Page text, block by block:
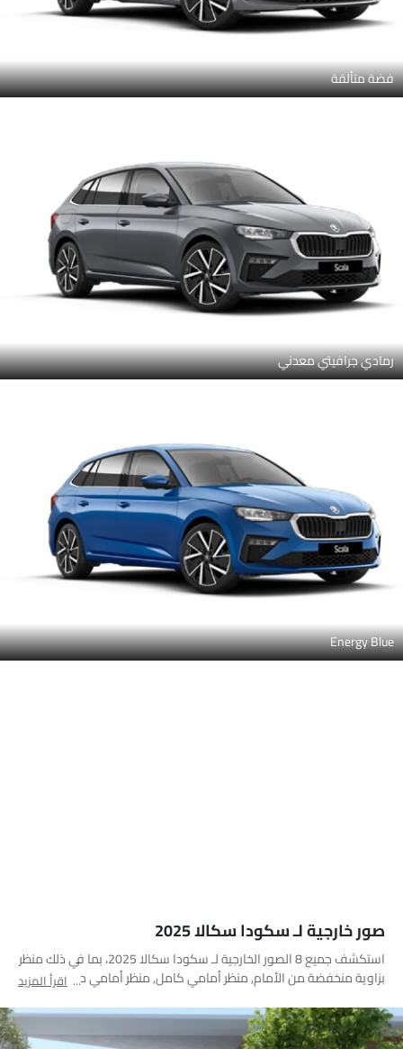
فضة متألقة
رمادي جرافيتي معدني
Energy Blue
صور خارجية لـ سكودا سكالا 2025
استكشف جميع 8 الصور الخارجية لـ سكودا سكالا 2025، بما في ذلك منظر
بزاوية منخفضة من الأمام, منظر أمامي كامل, منظر أمامي متوسط,
الخلفية, منظر متوسط الزاوية الأمامية
اقرأ المزيد